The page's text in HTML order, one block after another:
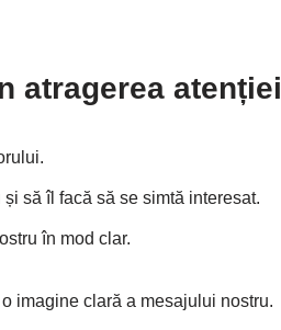
atragerea atenției
să îl facă să se simtă interesat.
în mod clar.
imagine clară a mesajului nostru.